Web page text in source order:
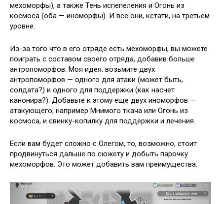
мехоморфы), а также Тень испепеления и Огонь из
космоса (оба — иноморфы). И все они, кстати, на третьем
уровне.
Из-за того что в его отряде есть мехоморфы, вы можете
поиграть с составом своего отряда, добавив больше
антропоморфов. Моя идея: возьмите двух
антропоморфов — одного для атаки (может быть,
солдата?) и одного для поддержки (как насчет
канонира?). Добавьте к этому еще двух иноморфов —
атакующего, например Мнимого ткача или Огонь из
космоса, и свинку-копилку для поддержки и лечения.
Если вам будет сложно с Олегом, то, возможно, стоит
продвинуться дальше по сюжету и добыть парочку
мехоморфов. Это может добавить вам преимущества.